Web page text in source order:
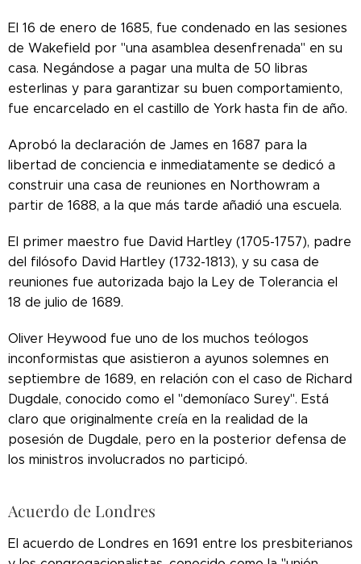
El 16 de enero de 1685, fue condenado en las sesiones
de Wakefield por "una asamblea desenfrenada" en su
casa. Negándose a pagar una multa de 50 libras
esterlinas y para garantizar su buen comportamiento,
fue encarcelado en el castillo de York hasta fin de año.
Aprobó la declaración de James en 1687 para la
libertad de conciencia e inmediatamente se dedicó a
construir una casa de reuniones en Northowram a
partir de 1688, a la que más tarde añadió una escuela.
El primer maestro fue David Hartley (1705-1757), padre
del filósofo David Hartley (1732-1813), y su casa de
reuniones fue autorizada bajo la Ley de Tolerancia el
18 de julio de 1689.
Oliver Heywood fue uno de los muchos teólogos
inconformistas que asistieron a ayunos solemnes en
septiembre de 1689, en relación con el caso de Richard
Dugdale, conocido como el "demoníaco Surey". Está
claro que originalmente creía en la realidad de la
posesión de Dugdale, pero en la posterior defensa de
los ministros involucrados no participó.
Acuerdo de Londres
El acuerdo de Londres en 1691 entre los presbiterianos